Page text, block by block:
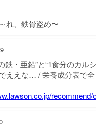
れ、鉄骨盗め〜
鉄・亜鉛”と“1食分のカル
ええな… / 栄養成分表で